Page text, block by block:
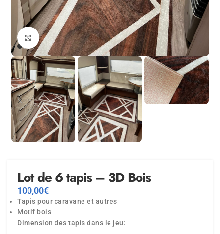
Agrandir
Lot de 6 tapis – 3D Bois
100,00€
Tapis pour caravane et autres
Motif bois
Dimension des tapis dans le jeu: